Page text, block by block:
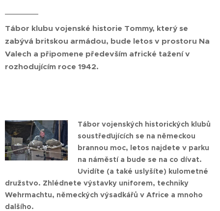
Tábor klubu vojenské historie Tommy, který se
zabývá britskou armádou, bude letos v prostoru Na
Valech a připomene především africké tažení v
rozhodujícím roce 1942.
Tábor vojenských historických klubů
soustřeďujících se na německou
brannou moc, letos najdete v parku
na náměstí a bude se na co dívat.
Uvidíte (a také uslyšíte) kulometné
družstvo. Zhlédnete výstavky uniforem, techniky
Wehrmachtu, německých výsadkářů v Africe a mnoho
dalšího.